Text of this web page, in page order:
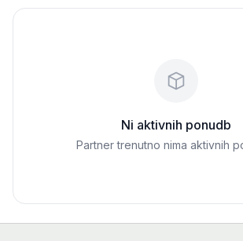
Ni aktivnih ponudb
Partner trenutno nima aktivnih